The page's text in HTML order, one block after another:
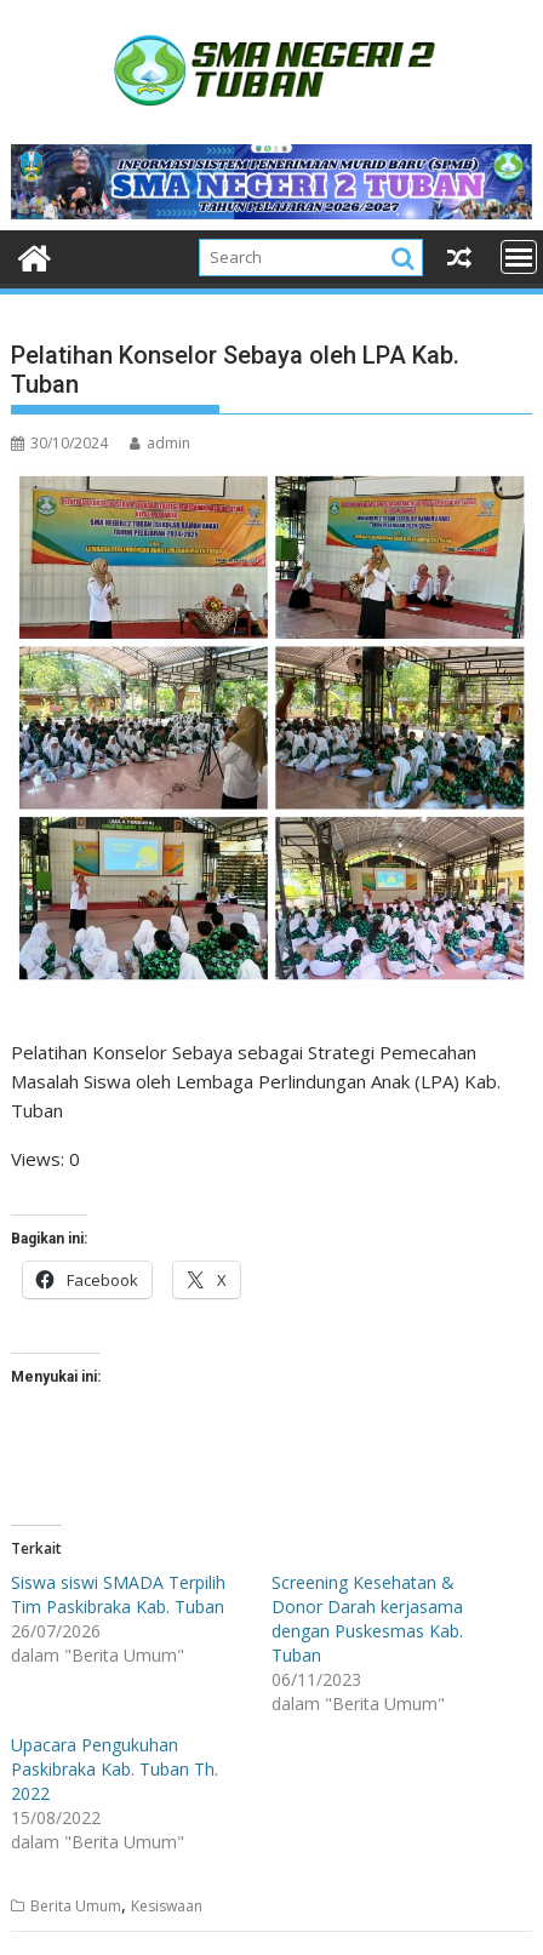
Pelatihan Konselor Sebaya oleh LPA Kab.
Tuban
30/10/2024 admin
Pelatihan Konselor Sebaya sebagai Strategi Pemecahan
Masalah Siswa oleh Lembaga Perlindungan Anak (LPA) Kab.
Tuban
Views: 0
Bagikan ini:
Facebook X
Menyukai ini:
Terkait
Siswa siswi SMADA Terpilih
Tim Paskibraka Kab. Tuban
26/07/2026
dalam "Berita Umum"
Screening Kesehatan &
Donor Darah kerjasama
dengan Puskesmas Kab.
Tuban
06/11/2023
dalam "Berita Umum"
Upacara Pengukuhan
Paskibraka Kab. Tuban Th.
2022
15/08/2022
dalam "Berita Umum"
Berita Umum, Kesiswaan